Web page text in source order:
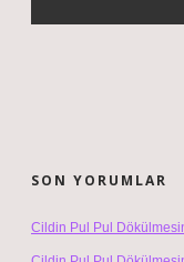
SON YORUMLAR
Cildin Pul Pul